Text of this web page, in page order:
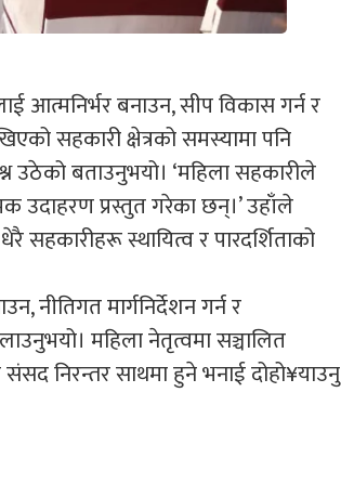
बनाउन, सीप विकास गर्न र
सहकारी क्षेत्रको समस्यामा पनि
उठेको बताउनुभयो। ‘महिला सहकारीले
उदाहरण प्रस्तुत गरेका छन्।’ उहाँले
सहकारीहरू स्थायित्व र पारदर्शिताको
नीतिगत मार्गनिर्देशन गर्न र
महिला नेतृत्वमा सञ्चालित
निरन्तर साथमा हुने भनाई दोहो¥याउनु